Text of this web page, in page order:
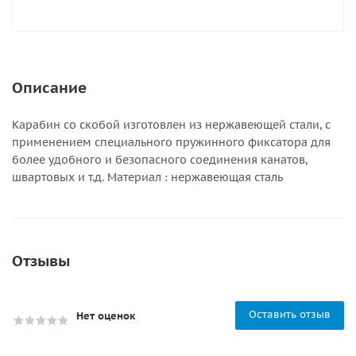
Описание
Карабин со скобой изготовлен из нержавеющей стали, с
применением специального пружинного фиксатора для
более удобного и безопасного соединения канатов,
швартовых и т.д. Материал : нержавеющая сталь
Отзывы
Нет оценок Оставить отзыв